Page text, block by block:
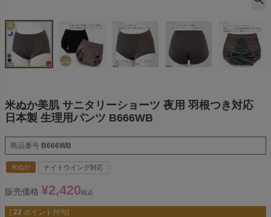
米ぬか美肌 サニタリーショーツ 夜用 羽根つき対応
日本製 生理用パンツ B666WB
商品番号 B666WB
米ぬか ナイトウイング対応
販売価格 ¥2,420税込
[ 22 ポイント付与]